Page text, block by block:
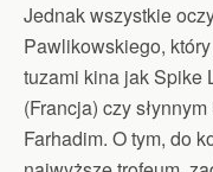
Jednak wszystkie
Pawlikowskiego,
tuzami kina jak Spike
(Francja) czy
Farhadim. O tym, do